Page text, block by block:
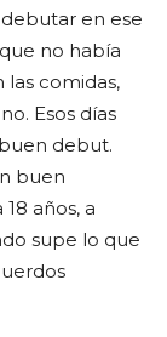
en ese
no había
comidas,
Esos días
debut.
buen
años, a
supe lo que